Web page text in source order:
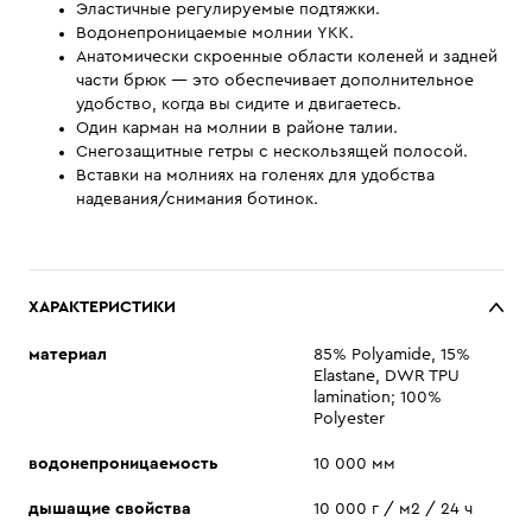
Эластичные регулируемые подтяжки.
Водонепроницаемые молнии YKK.
Анатомически скроенные области коленей и задней
части брюк — это обеспечивает дополнительное
удобство, когда вы сидите и двигаетесь.
Один карман на молнии в районе талии.
Снегозащитные гетры с нескользящей полосой.
Вставки на молниях на голенях для удобства
надевания/снимания ботинок.
ХАРАКТЕРИСТИКИ
материал
85% Polyamide, 15%
Elastane, DWR TPU
lamination; 100%
Polyester
водонепроницаемость 10 000 мм
дышащие свойства 10 000 г / м2 / 24 ч